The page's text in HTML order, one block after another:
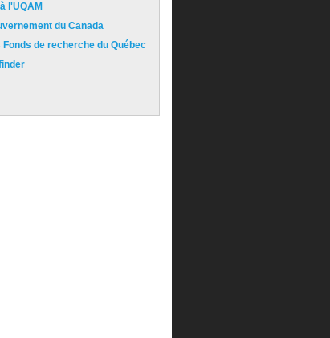
l'UQAM
du Canada
Fonds de recherche du Québec